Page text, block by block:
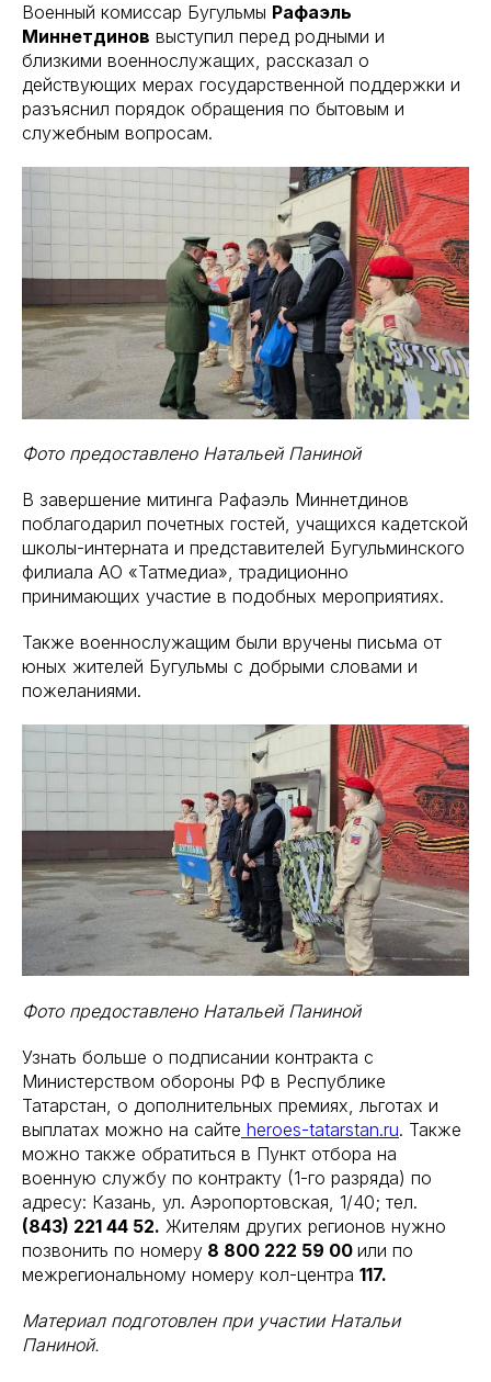
Военный комиссар Бугульмы Рафаэль
Миннетдинов выступил перед родными и
близкими военнослужащих, рассказал о
действующих мерах государственной поддержки и
разъяснил порядок обращения по бытовым и
служебным вопросам.
Фото предоставлено Натальей Паниной
В завершение митинга Рафаэль Миннетдинов
поблагодарил почетных гостей, учащихся кадетской
школы-интерната и представителей Бугульминского
филиала АО «Татмедиа», традиционно
принимающих участие в подобных мероприятиях.
Также военнослужащим были вручены письма от
юных жителей Бугульмы с добрыми словами и
пожеланиями.
Фото предоставлено Натальей Паниной
Узнать больше о подписании контракта с
Министерством обороны РФ в Республике
Татарстан, о дополнительных премиях, льготах и
выплатах можно на сайте heroes-tatarstan.ru. Также
можно также обратиться в Пункт отбора на
военную службу по контракту (1-го разряда) по
адресу: Казань, ул. Аэропортовская, 1/40; тел.
(843) 221 44 52. Жителям других регионов нужно
позвонить по номеру 8 800 222 59 00 или по
межрегиональному номеру кол-центра 117.
Материал подготовлен при участии Натальи
Паниной.